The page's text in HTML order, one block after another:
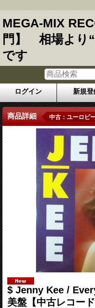
MEGA-MIX
門】 相場より
です
ログイン 新規登
商品詳細 中古：ユーロビ
$ Jenny Kee /
美盤【中古レコー